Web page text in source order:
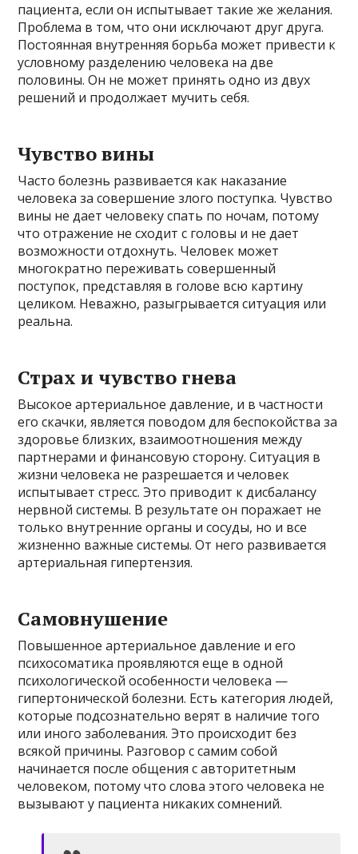
пациента, если он испытывает такие же желания.
Проблема в том, что они исключают друг друга.
Постоянная внутренняя борьба может привести к
условному разделению человека на две
половины. Он не может принять одно из двух
решений и продолжает мучить себя.
Чувство вины
Часто болезнь развивается как наказание
человека за совершение злого поступка. Чувство
вины не дает человеку спать по ночам, потому
что отражение не сходит с головы и не дает
возможности отдохнуть. Человек может
многократно переживать совершенный
поступок, представляя в голове всю картину
целиком. Неважно, разыгрывается ситуация или
реальна.
Страх и чувство гнева
Высокое артериальное давление, и в частности
его скачки, является поводом для беспокойства за
здоровье близких, взаимоотношения между
партнерами и финансовую сторону. Ситуация в
жизни человека не разрешается и человек
испытывает стресс. Это приводит к дисбалансу
нервной системы. В результате он поражает не
только внутренние органы и сосуды, но и все
жизненно важные системы. От него развивается
артериальная гипертензия.
Самовнушение
Повышенное артериальное давление и его
психосоматика проявляются еще в одной
психологической особенности человека —
гипертонической болезни. Есть категория людей,
которые подсознательно верят в наличие того
или иного заболевания. Это происходит без
всякой причины. Разговор с самим собой
начинается после общения с авторитетным
человеком, потому что слова этого человека не
вызывают у пациента никаких сомнений.